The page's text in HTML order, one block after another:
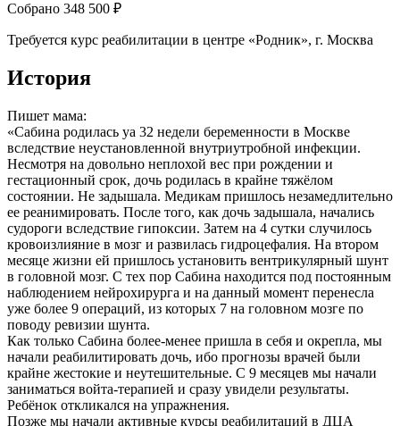
Собрано 348 500 ₽
Требуется курс реабилитации в центре «Родник», г. Москва
История
Пишет мама:
«Сабина родилась yа 32 недели беременности в Москве
вследствие неустановленной внутриутробной инфекции.
Несмотря на довольно неплохой вес при рождении и
гестационный срок, дочь родилась в крайне тяжёлом
состоянии. Не задышала. Медикам пришлось незамедлительно
ее реанимировать. После того, как дочь задышала, начались
судороги вследствие гипоксии. Затем на 4 сутки случилось
кровоизлияние в мозг и развилась гидроцефалия. На втором
месяце жизни ей пришлось установить вентрикулярный шунт
в головной мозг. С тех пор Сабина находится под постоянным
наблюдением нейрохирурга и на данный момент перенесла
уже более 9 операций, из которых 7 на головном мозге по
поводу ревизии шунта.
Как только Сабина более-менее пришла в себя и окрепла, мы
начали реабилитировать дочь, ибо прогнозы врачей были
крайне жестокие и неутешительные. С 9 месяцев мы начали
заниматься войта-терапией и сразу увидели результаты.
Ребёнок откликался на упражнения.
Позже мы начали активные курсы реабилитаций в ДЦА